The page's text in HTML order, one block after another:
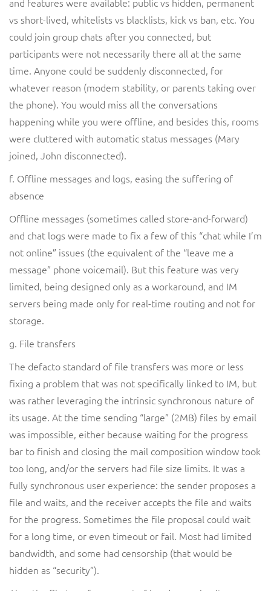
vs short-lived, whitelists vs blacklists, kick vs ban, etc. You
could join group chats after you connected, but
participants were not necessarily there all at the same
time. Anyone could be suddenly disconnected, for
whatever reason (modem stability, or parents taking over
the phone). You would miss all the conversations
happening while you were offline, and besides this, rooms
were cluttered with automatic status messages (Mary
joined, John disconnected).
f. Offline messages and logs, easing the suffering of
absence
Offline messages (sometimes called store-and-forward)
and chat logs were made to fix a few of this “chat while I’m
not online” issues (the equivalent of the “leave me a
message” phone voicemail). But this feature was very
limited, being designed only as a workaround, and IM
servers being made only for real-time routing and not for
storage.
g. File transfers
The defacto standard of file transfers was more or less
fixing a problem that was not specifically linked to IM, but
was rather leveraging the intrinsic synchronous nature of
its usage. At the time sending “large” (2MB) files by email
was impossible, either because waiting for the progress
bar to finish and closing the mail composition window took
too long, and/or the servers had file size limits. It was a
fully synchronous user experience: the sender proposes a
file and waits, and the receiver accepts the file and waits
for the progress. Sometimes the file proposal could wait
for a long time, or even timeout or fail. Most had limited
bandwidth, and some had censorship (that would be
hidden as “security”).